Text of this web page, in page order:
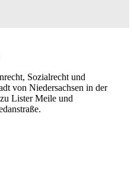
Sozialrecht und
von Niedersachsen in der
Lister Meile und